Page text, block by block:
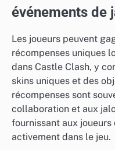
événements de
Les joueurs peuvent
récompenses uniques
dans Castle Clash, y
skins uniques et des
récompenses sont
collaboration et aux
fournissant aux joueurs
activement dans le jeu.